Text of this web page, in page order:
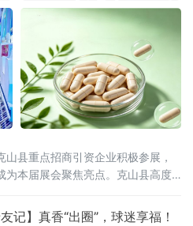
县重点招商引资企业积极参展，
为本届展会聚焦亮点。克山县高度
马铃薯深加工与医
友记】真香“出圈”，球迷享福！